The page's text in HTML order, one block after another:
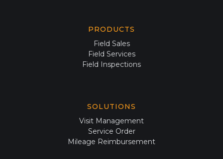
PRODUCTS
Field Sales
Field Services
Field Inspections
SOLUTIONS
Visit Management
Service Order
Mileage Reimbursement